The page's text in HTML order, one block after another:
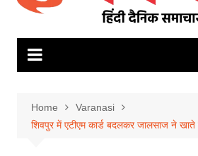
Home
Varanasi
शिवपुर में एटीएम कार्ड बदलकर जालसाज ने